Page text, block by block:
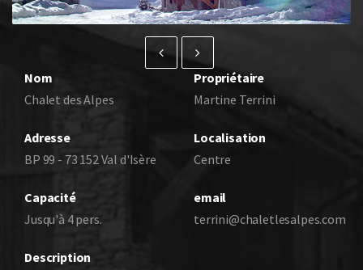
Nom
Chalet des Alpes
Propriétaire
Martine Terrini
Adresse
BP 99 - 73 152 Val d'Isère
Localisation
Centre
Capacité
Jusqu'à 4 pers.
email
terrini@chaletlesalpes.com
Description